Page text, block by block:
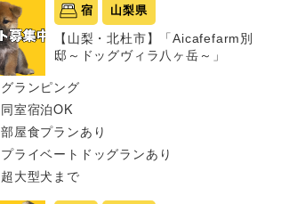
宿 山梨県
【山梨・北杜市】「Aicafefarm別
邸～ドッグヴィラ八ヶ岳～」
グランピング
同室宿泊OK
部屋食プランあり
プライベートドッグランあり
超大型犬まで